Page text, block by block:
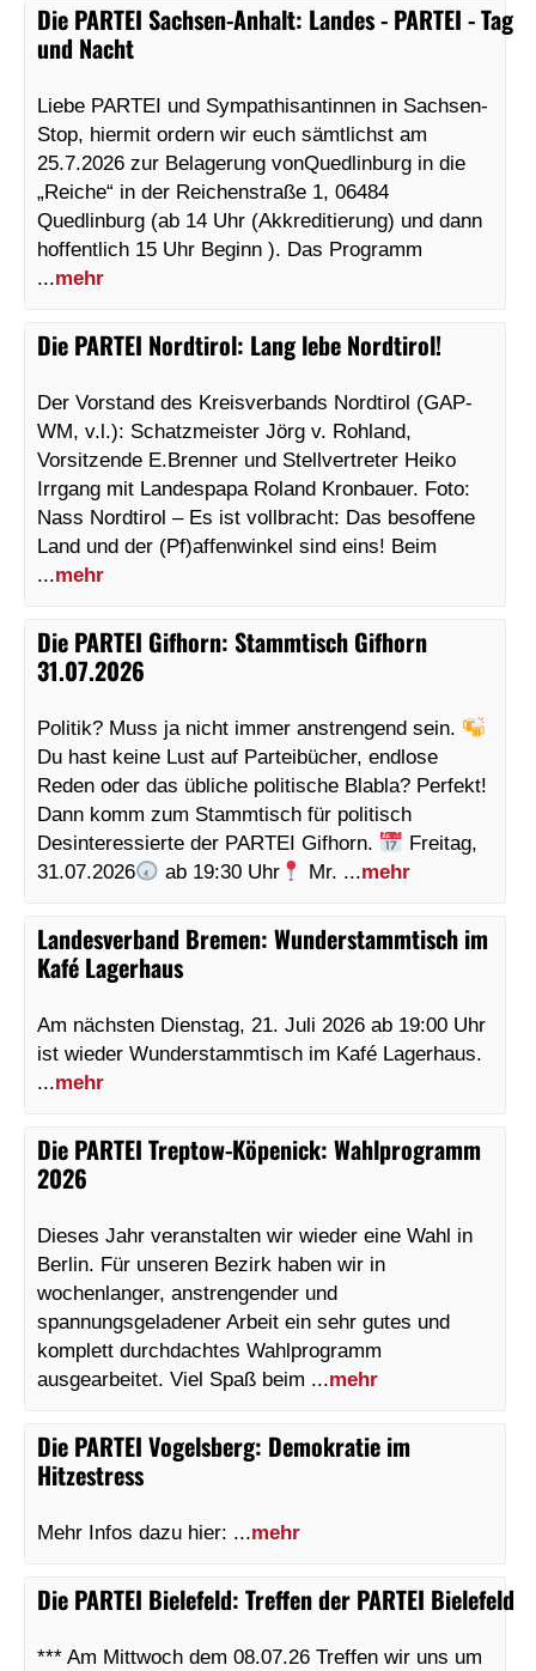
Die PARTEI Sachsen-Anhalt: Landes - PARTEI - Tag
und Nacht
Liebe PARTEI und Sympathisantinnen in Sachsen-
Stop, hiermit ordern wir euch sämtlichst am
25.7.2026 zur Belagerung vonQuedlinburg in die
„Reiche“ in der Reichenstraße 1, 06484
Quedlinburg (ab 14 Uhr (Akkreditierung) und dann
hoffentlich 15 Uhr Beginn ). Das Programm
...mehr
Die PARTEI Nordtirol: Lang lebe Nordtirol!
Der Vorstand des Kreisverbands Nordtirol (GAP-
WM, v.l.): Schatzmeister Jörg v. Rohland,
Vorsitzende E.Brenner und Stellvertreter Heiko
Irrgang mit Landespapa Roland Kronbauer. Foto:
Nass Nordtirol – Es ist vollbracht: Das besoffene
Land und der (Pf)affenwinkel sind eins! Beim
...mehr
Die PARTEI Gifhorn: Stammtisch Gifhorn
31.07.2026
Politik? Muss ja nicht immer anstrengend sein.
Du hast keine Lust auf Parteibücher, endlose
Reden oder das übliche politische Blabla? Perfekt!
Dann komm zum Stammtisch für politisch
Desinteressierte der PARTEI Gifhorn.
Freitag,
31.07.2026
ab 19:30 Uhr Mr. ...mehr
Landesverband Bremen: Wunderstammtisch im
Kafé Lagerhaus
Am nächsten Dienstag, 21. Juli 2026 ab 19:00 Uhr
ist wieder Wunderstammtisch im Kafé Lagerhaus.
...mehr
Die PARTEI Treptow-Köpenick: Wahlprogramm
2026
Dieses Jahr veranstalten wir wieder eine Wahl in
Berlin. Für unseren Bezirk haben wir in
wochenlanger, anstrengender und
spannungsgeladener Arbeit ein sehr gutes und
komplett durchdachtes Wahlprogramm
ausgearbeitet. Viel Spaß beim ...mehr
Die PARTEI Vogelsberg: Demokratie im
Hitzestress
Mehr Infos dazu hier: ...mehr
Die PARTEI Bielefeld: Treffen der PARTEI Bielefeld
*** Am Mittwoch dem 08.07.26 Treffen wir uns um